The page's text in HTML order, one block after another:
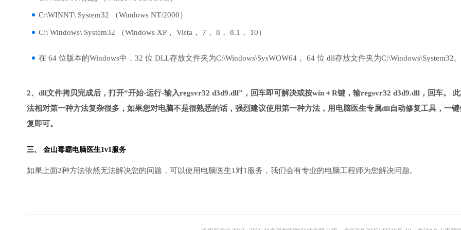
C:\WINNT\ System32 （Windows NT/2000）
C:\ Windows\ System32 （Windows XP， Vista， 7， 8， 8.1， 10）
在 64 位版本的Windows中，32 位 DLL存放文件夹为C:\Windows\SysWOW64， 64 位 dll存放文件夹为C:\Windows\System32。
2、dll文件拷贝完成后，打开“开始-运行-输入regsvr32 d3d9.dll”，回车即可解决或按win＋R键，输regsvr32 d3d9.dll，回车。
法相对第一种方法复杂很多，如果您对电脑不是很熟悉的话，强烈建议使用第一种方法，用电脑医生专属dll自动修复工具，一键
复即可。
三、 金山毒霸电脑医生1v1服务
如果上面2种方法依然无法解决您的问题，可以使用电脑医生1对1服务，我们会有专业的电脑工程师为您解决问题。